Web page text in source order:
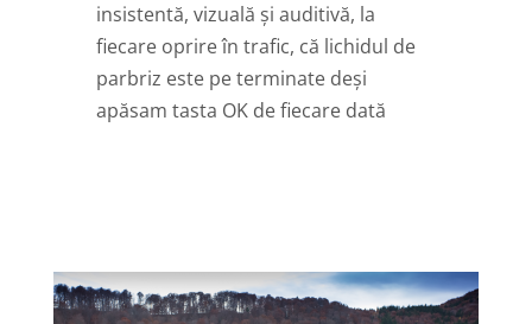
insistentă, vizuală și auditivă, la
fiecare oprire în trafic, că lichidul de
parbriz este pe terminate deși
apăsam tasta OK de fiecare dată